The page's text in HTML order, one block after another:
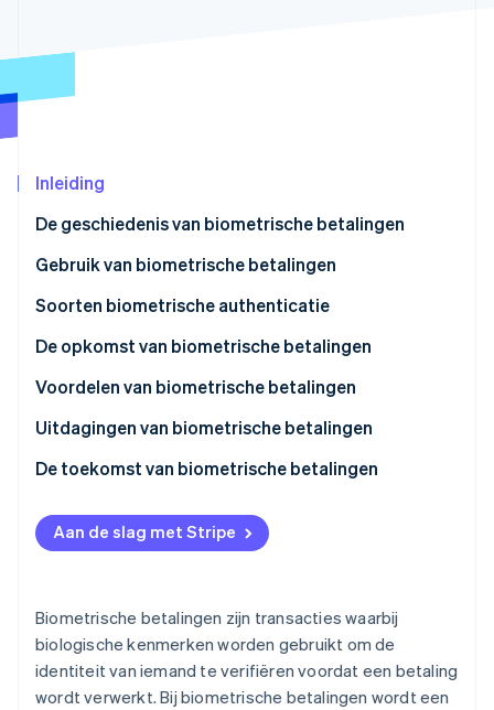
Climate
Stripe Sessions 2026
Ontdek hoe Stripe de economische
Nu bekijken
Inleiding
De geschiedenis van biometrische betalingen
Gebruik van biometrische betalingen
Soorten biometrische authenticatie
De opkomst van biometrische betalingen
Voordelen van biometrische betalingen
Uitdagingen van biometrische betalingen
De toekomst van biometrische betalingen
Aan de slag met Stripe
Biometrische betalingen zijn transacties waarbij
biologische kenmerken worden gebruikt om de
identiteit van iemand te verifiëren voordat een betaling
wordt verwerkt. Bij biometrische betalingen wordt een